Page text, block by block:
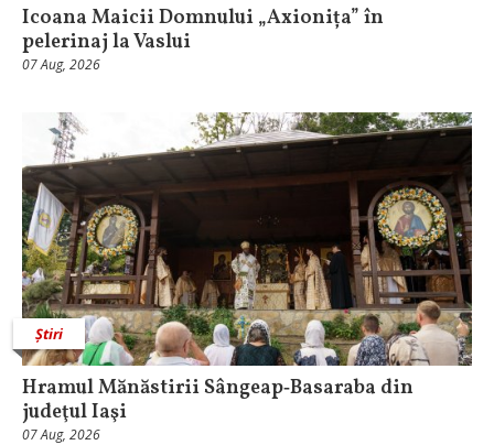
Icoana Maicii Domnului „Axionița” în
pelerinaj la Vaslui
07 Aug, 2026
Știri
Hramul Mănăstirii Sângeap‑Basaraba din
judeţul Iaşi
07 Aug, 2026